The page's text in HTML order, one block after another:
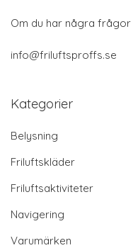
Om du har några
info@friluftsproffs.se
Kategorier
Belysning
Friluftskläder
Friluftsaktiviteter
Navigering
Varumärken